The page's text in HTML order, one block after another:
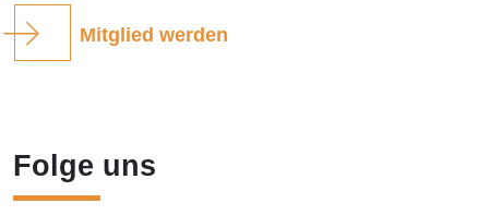
Mitglied werden
Folge uns